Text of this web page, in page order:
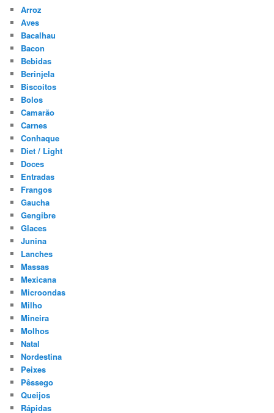
Arroz
Aves
Bacalhau
Bacon
Bebidas
Berinjela
Biscoitos
Bolos
Camarão
Carnes
Conhaque
Diet / Light
Doces
Entradas
Frangos
Gaucha
Gengibre
Glaces
Junina
Lanches
Massas
Mexicana
Microondas
Milho
Mineira
Molhos
Natal
Nordestina
Peixes
Pêssego
Queijos
Rápidas